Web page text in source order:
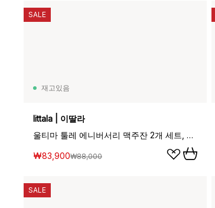
재고있음
Iittala | 이딸라
울티마 툴레 에니버서리 맥주잔 2개 세트, 34 cl
₩83,900₩88,000
SALE
SALE